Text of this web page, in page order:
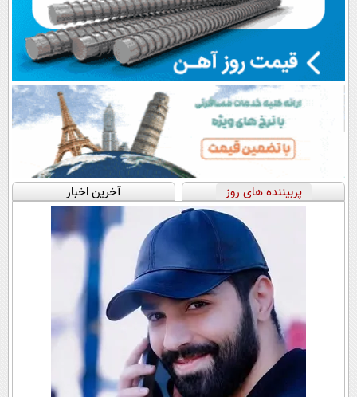
پربیننده های روز آخرین اخبار